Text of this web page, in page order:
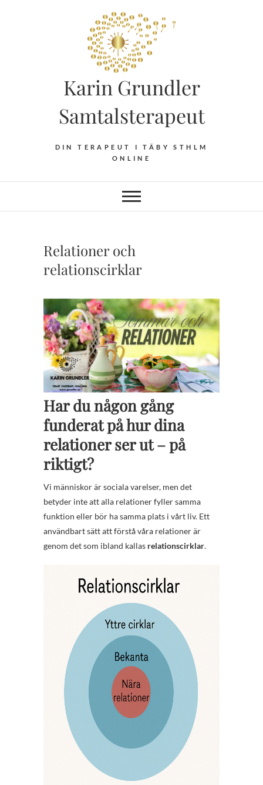
Karin Grundler
Samtalsterapeut
DIN TERAPEUT I TÄBY STHLM
ONLINE
Relationer och
relationscirklar
Har du någon gång
funderat på hur dina
relationer ser ut – på
riktigt?
Vi människor är sociala varelser, men det
betyder inte att alla relationer fyller samma
funktion eller bör ha samma plats i vårt liv. Ett
användbart sätt att förstå våra relationer är
genom det som ibland kallas relationscirklar.